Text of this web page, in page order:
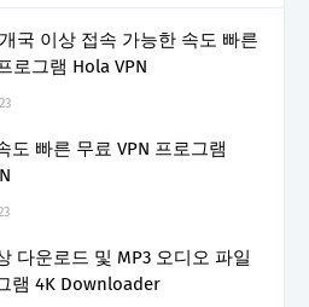
국 이상 접속 가능한 속도 빠른
로그램 Hola VPN
도 빠른 무료 VPN 프로그램
다운로드 및 MP3 오디오 파일
램 4K Downloader